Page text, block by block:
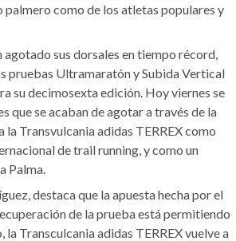
como de los atletas populares y
sus dorsales en tiempo récord,
pruebas Ultramaratón y Subida Vertical
su decimosexta edición. Hoy viernes se
que se acaban de agotar a través de la
Transvulcania adidas TERREX como
de trail running, y como un
Palma.
destaca que la apuesta hecha por el
de la prueba está permitiendo
Transculcania adidas TERREX vuelve a